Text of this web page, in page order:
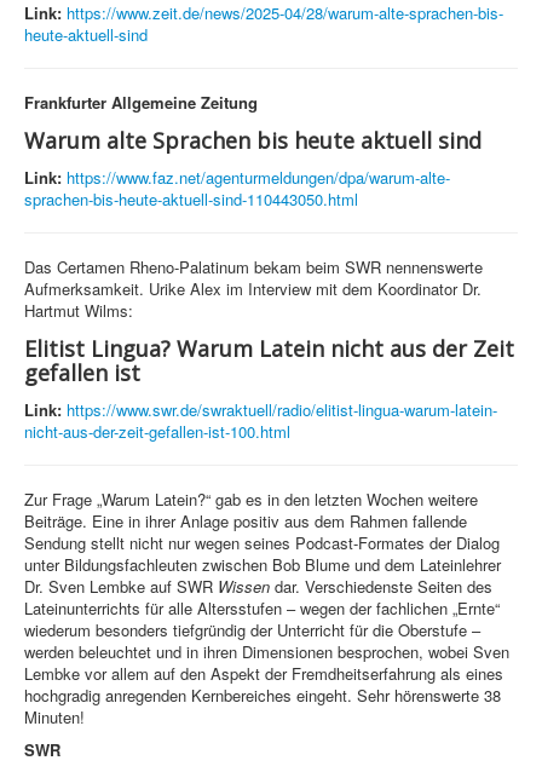
Link: https://www.zeit.de/news/2025-04/28/warum-alte-sprachen-bis-
heute-aktuell-sind
Frankfurter Allgemeine Zeitung
Warum alte Sprachen bis heute aktuell sind
Link: https://www.faz.net/agenturmeldungen/dpa/warum-alte-
sprachen-bis-heute-aktuell-sind-110443050.html
Das Certamen Rheno-Palatinum bekam beim SWR nennenswerte
Aufmerksamkeit. Urike Alex im Interview mit dem Koordinator Dr.
Hartmut Wilms:
Elitist Lingua? Warum Latein nicht aus der Zeit
gefallen ist
Link: https://www.swr.de/swraktuell/radio/elitist-lingua-warum-latein-
nicht-aus-der-zeit-gefallen-ist-100.html
Zur Frage „Warum Latein?“ gab es in den letzten Wochen weitere
Beiträge. Eine in ihrer Anlage positiv aus dem Rahmen fallende
Sendung stellt nicht nur wegen seines Podcast-Formates der Dialog
unter Bildungsfachleuten zwischen Bob Blume und dem Lateinlehrer
Dr. Sven Lembke auf SWR Wissen dar. Verschiedenste Seiten des
Lateinunterrichts für alle Altersstufen – wegen der fachlichen „Ernte“
wiederum besonders tiefgründig der Unterricht für die Oberstufe –
werden beleuchtet und in ihren Dimensionen besprochen, wobei Sven
Lembke vor allem auf den Aspekt der Fremdheitserfahrung als eines
hochgradig anregenden Kernbereiches eingeht. Sehr hörenswerte 38
Minuten!
SWR